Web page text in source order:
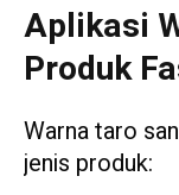
Aplikasi
Produk
Warna taro
jenis produk: